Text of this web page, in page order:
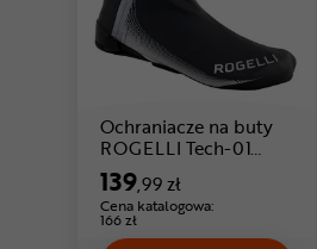
Ochraniacze na buty
ROGELLI Tech-01
Fiandrex
139,99 zł
Cena katalogowa:
166 zł